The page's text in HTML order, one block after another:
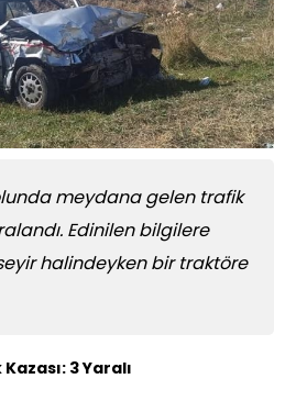
meydana gelen trafik
Edinilen bilgilere
halindeyken bir traktöre
3 Yaralı